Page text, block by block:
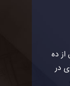
ده
در